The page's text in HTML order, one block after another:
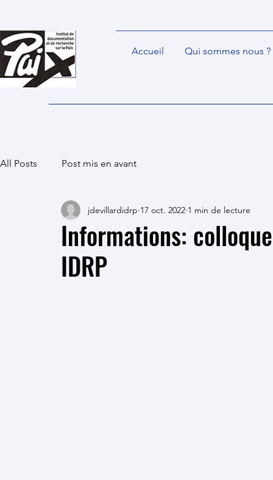
Accueil Qui sommes nous ?
All Posts Post mis en avant
Informations:
IDRP
jdevillardidrp 17 oct. 2022 1 min de lecture